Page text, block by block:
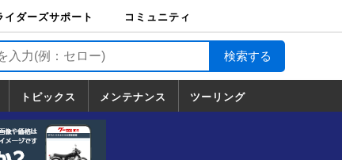
イダーズサポート
イダーズサポート
イク輸送
イクガレージライ
ク車両保険
ドサービス
イク試乗
コミュニティ
トピックス
トピックス
一覧
ホンダ
ヤマハ
スズキ
カワサキ
ハーレーダ
ビッドソン
BMW
ドゥカティ
トライアン
フ
メンテナンス ツーリング